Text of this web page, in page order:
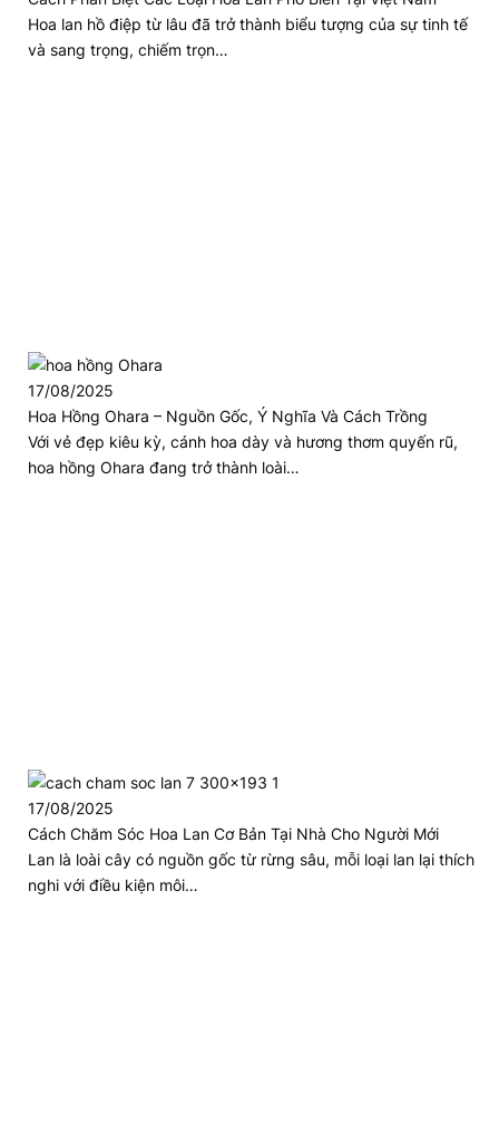
Hoa lan hồ điệp từ lâu đã trở thành biểu tượng của sự tinh tế
và sang trọng, chiếm trọn…
17/08/2025
Hoa Hồng Ohara – Nguồn Gốc, Ý Nghĩa Và Cách Trồng
Với vẻ đẹp kiêu kỳ, cánh hoa dày và hương thơm quyến rũ,
hoa hồng Ohara đang trở thành loài…
17/08/2025
Cách Chăm Sóc Hoa Lan Cơ Bản Tại Nhà Cho Người Mới
Lan là loài cây có nguồn gốc từ rừng sâu, mỗi loại lan lại thích
nghi với điều kiện môi…